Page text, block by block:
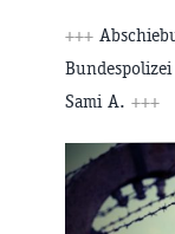
+++
Sami A. +++